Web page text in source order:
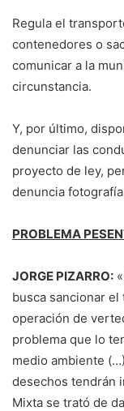
Regula el
contenedores o
comunicar a la
circunstancia.
Y, por último,
denunciar las
proyecto de ley,
denuncia
PROBLEMA
JORGE PIZARRO:
busca sancionar
operación de
problema que lo
medio ambiente
desechos tendrán
Mixta se trató de